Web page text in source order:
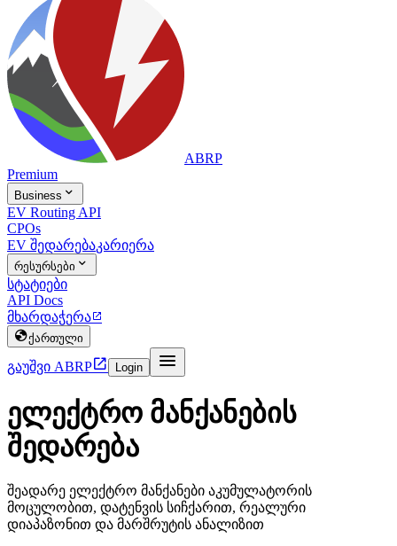
ABRP
Premium
Business 
EV Routing API
CPOs
EV შედარებაკარიერა
რესურსები 
სტატიები
API Docs
მხარდაჭერა
ქართული
გაუშვი ABRP Login 
ელექტრო მანქანების
შედარება
შეადარე ელექტრო მანქანები აკუმულატორის
მოცულობით, დატენვის სიჩქარით, რეალური
დიაპაზონით და მარშრუტის ანალიზით